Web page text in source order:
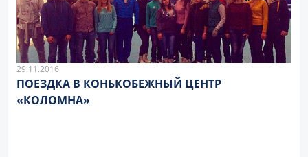
29.11.2016
ПОЕЗДКА В КОНЬКОБЕЖНЫЙ ЦЕНТР
«КОЛОМНА»